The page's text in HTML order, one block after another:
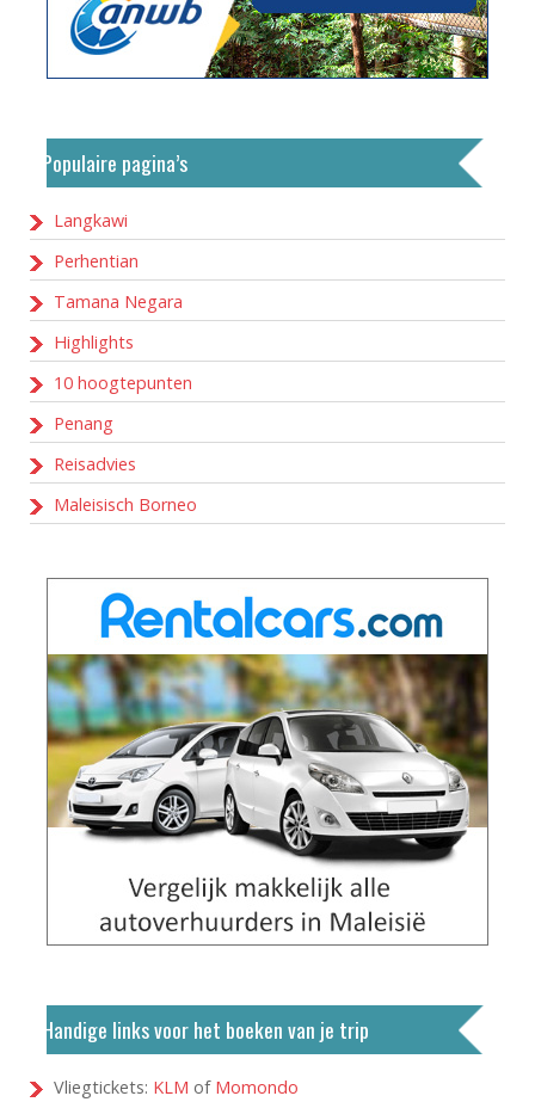
Populaire pagina’s
Langkawi
Perhentian
Tamana Negara
Highlights
10 hoogtepunten
Penang
Reisadvies
Maleisisch Borneo
Handige links voor het boeken van je trip
Vliegtickets: KLM of Momondo